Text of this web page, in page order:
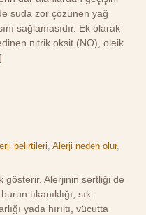
suda zor çözünen yağ
sağlamasıdır. Ek olarak
nitrik oksit (NO), oleik
belirtileri ,Alerji neden olur,
gösterir. Alerjinin sertliği de
tıkanıklığı, sık
yada hırıltı, vücutta